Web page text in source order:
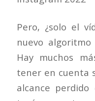
Pero, ¿solo el
nuevo
Hay muchos
tener en cuenta
alcance